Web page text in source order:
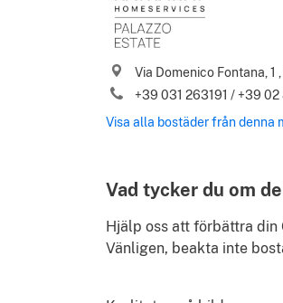
Telefon (inklusive
Användarvillkor
Via Domenico Fontana, 1
+39 031 263191 / +39
Visa alla bostäder från denna
Vad tycker du om
Hjälp oss att förbättra din
Vänligen, beakta inte